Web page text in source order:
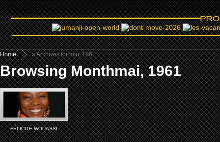
Home » Archives for mai, 1961
Browsing Monthmai, 1961
FÉLICITÉ WOUASSI